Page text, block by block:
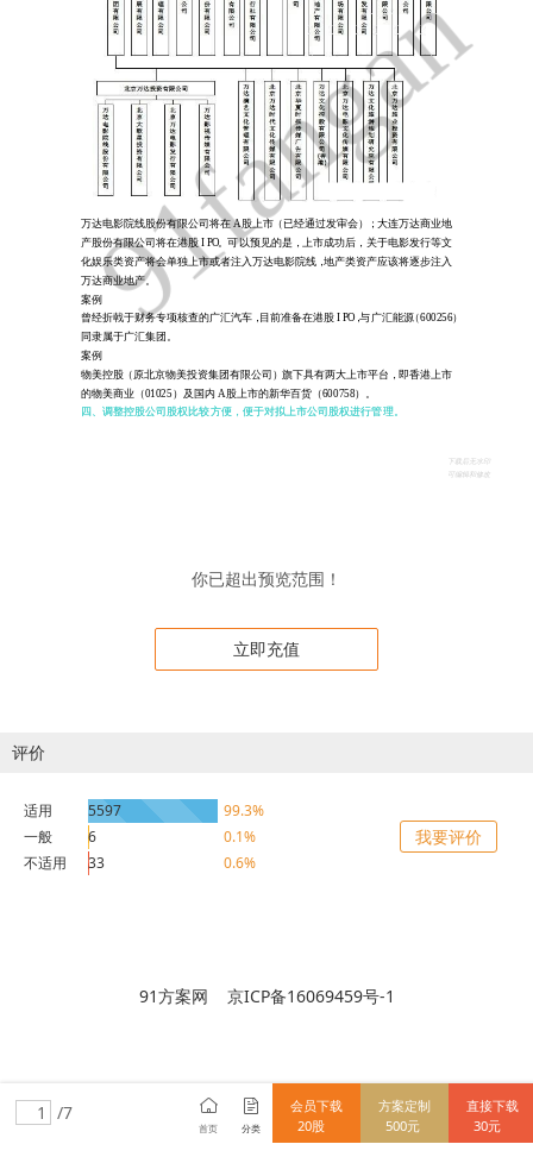
你已超出预览范围！
立即充值
评价
适用 5597
99.3%
一般
6
0.1%
不适用
33 0.6%
我要评价
91方案网 京ICP备16069459号-1
15712838148
/7
首页 分类
会员下载
20股
方案定制
500元
直接下载
30元